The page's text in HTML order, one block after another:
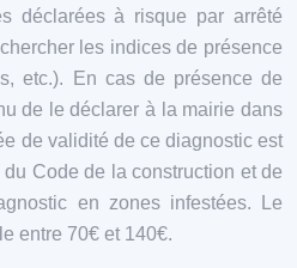
déclarées à risque par arrêté
les indices de présence
etc.). En cas de présence de
de le déclarer à la mairie dans
de validité de ce diagnostic est
Code de la construction et de
en zones infestées. Le
entre 70€ et 140€.